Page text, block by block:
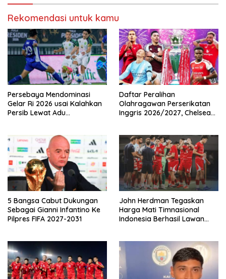
Rekomendasi untuk kamu
Persebaya Mendominasi
Gelar Ri 2026 usai Kalahkan
Persib Lewat Adu
Daftar Peralihan
Olahragawan Perserikatan
Inggris 2026/2027, Chelsea
5 Bangsa Cabut Dukungan
Sebagai Gianni Infantino Ke
Pilpres FIFA 2027-2031
John Herdman Tegaskan
Harga Mati Timnasional
Indonesia Berhasil Lawan